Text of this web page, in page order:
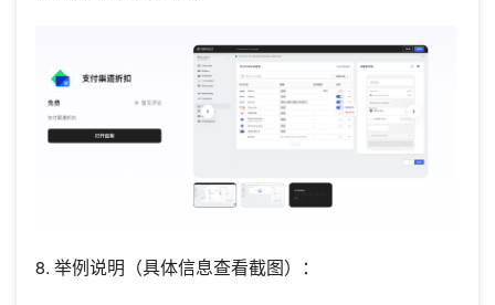
8. 举例说明（具体信息查看截图）：